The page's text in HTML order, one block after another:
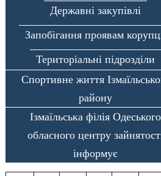
Державні закупівлі
Запобігання проявам
Територіальні підрозділи
Спортивне життя
району
Ізмаїльська філія Одеського
обласного центру
інформує